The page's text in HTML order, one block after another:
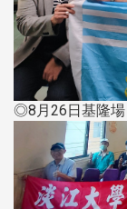
◎8月26日基隆場